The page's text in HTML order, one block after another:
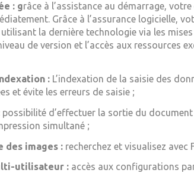
: grâce à l’assistance au démarrage,
Grâce à l’assurance logicielle,
la dernière technologie via les
de version et l’accès aux ressources
: L’indexation de la saisie des
et évite les erreurs de saisie ;
possibilité d’effectuer la sortie du
simultané ;
des images : recherchez et visualisez avec
utilisateur : accès aux configurations